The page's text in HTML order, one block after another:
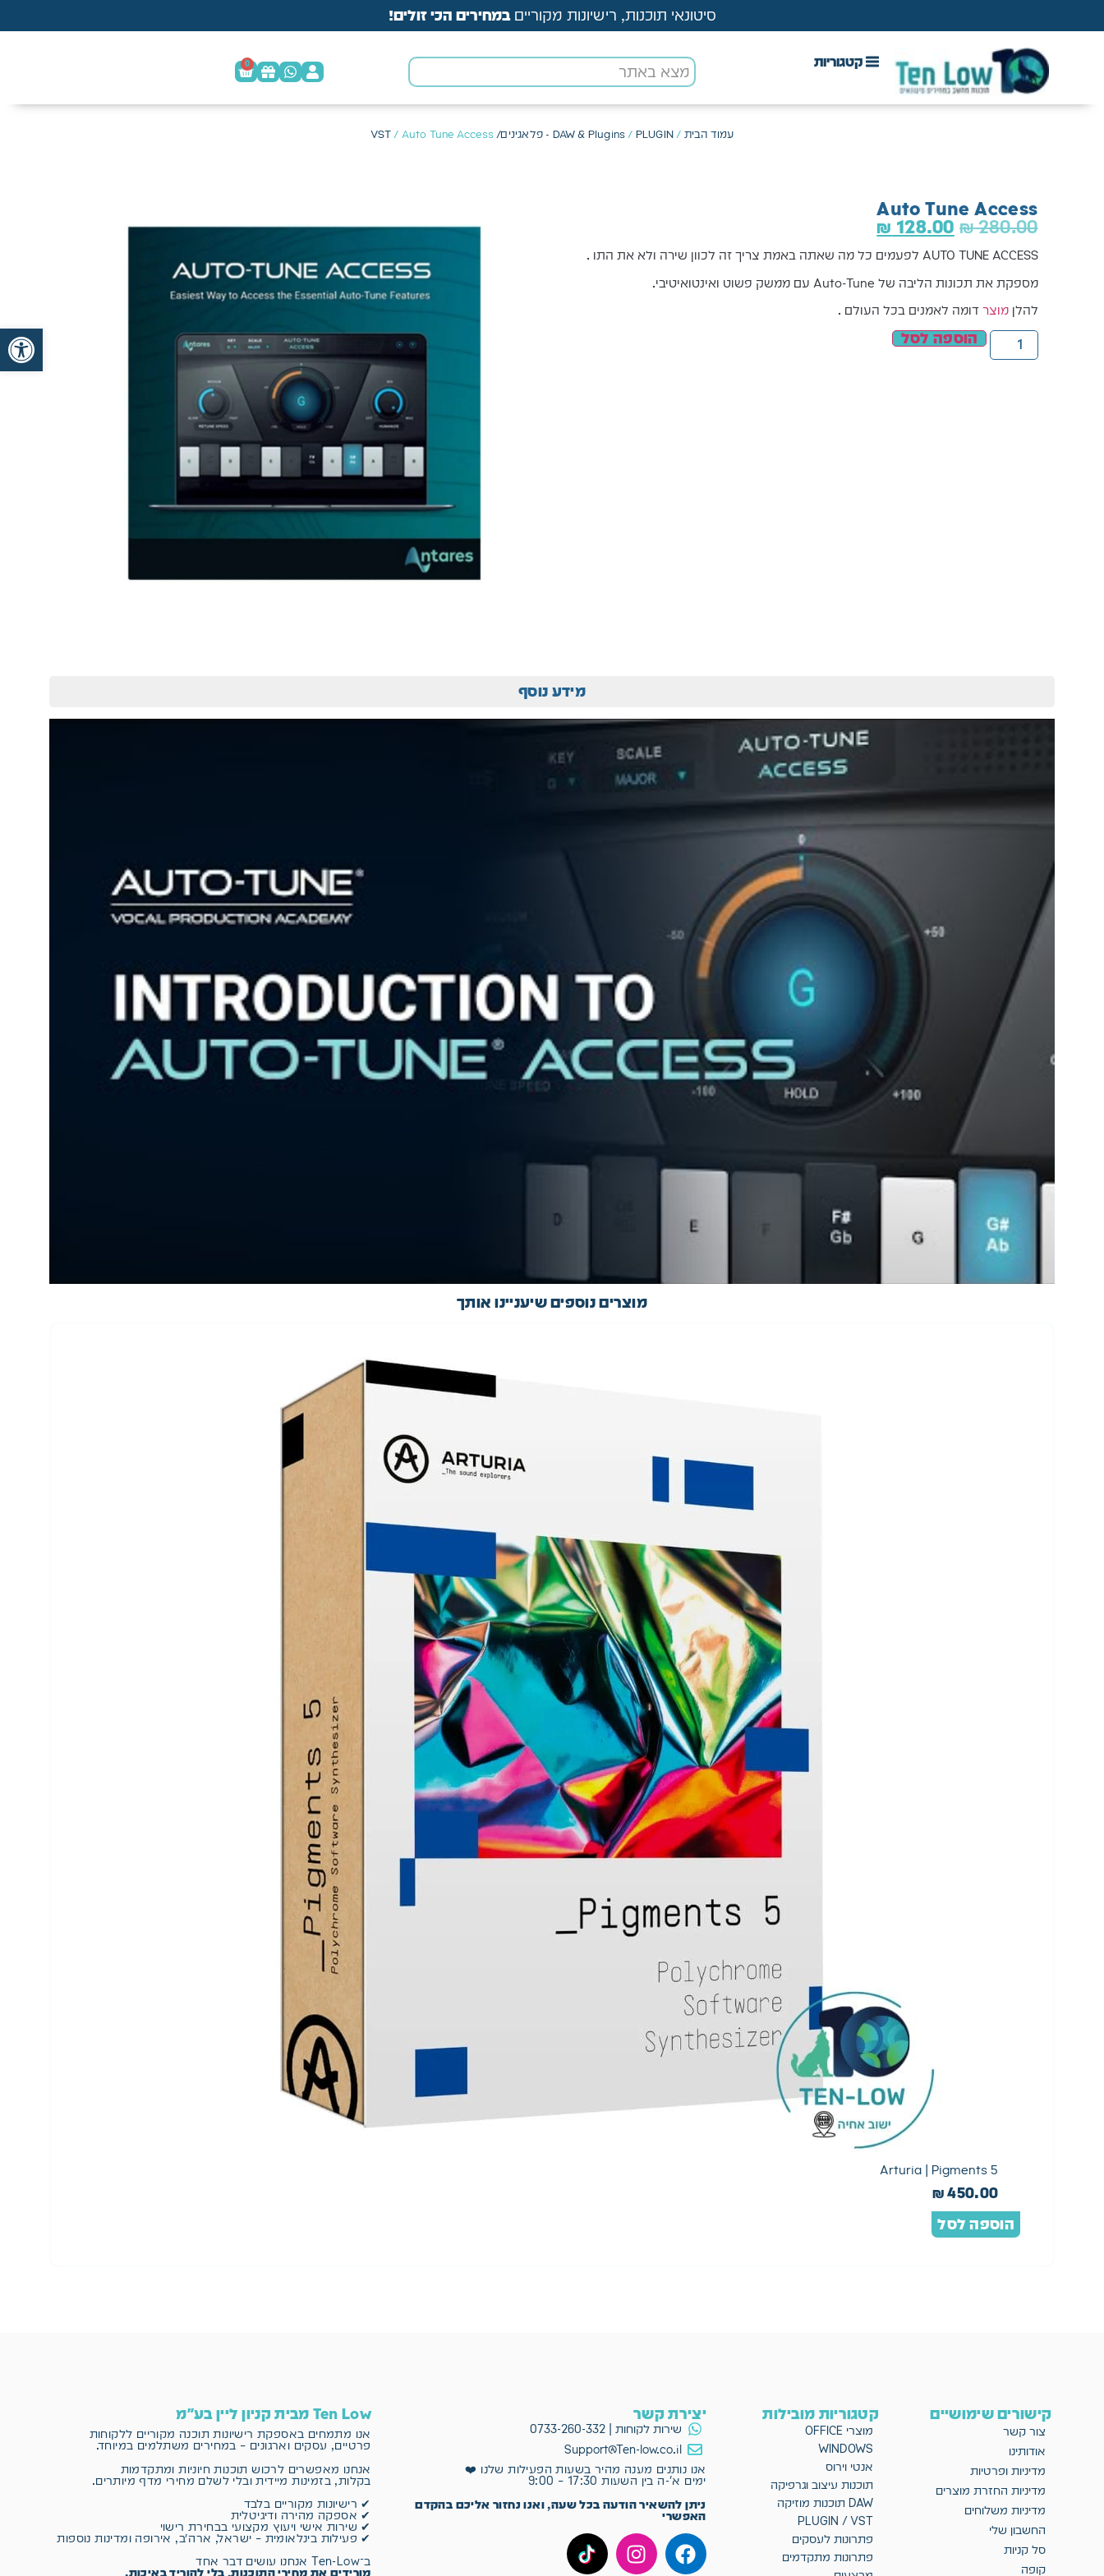
סיטונאי תוכנות, רישיונות מקורייםבמחירים הכי זולים!
0
עמוד הבית /
DAW & Plugins/ PLUGIN - פלאגינים/ VST / Auto Tune Access
Auto Tune Access
₪280.00
₪ 128.00
AUTO TUNE ACCESS לפעמים כל מה שאתה באמת צריך זה לכוון שירה ולא את התו .
מספקת את תכונות הליבה של Auto-Tune עם ממשק פשוט ואינטואיטיבי.
להלןמוצר דומה לאמנים בכל העולם .
הוספה לסל
מידע נוסף
מוצרים נוספים שיעניינו אותך
Arturia | Pigments 5
₪450.00
הוספה לסל
קישורים שימושיים
צור קשר
אודותינו
מדיניות ופרטיות
מדיניות החזרת מוצרים
מדיניות משלוחים
החשבון שלי
סל קניות
קופה
קטגוריות מובילות
מוצרי OFFICE
WINDOWS
אנטי וירוס
תוכנות עיצוב וגרפיקה
DAW תוכנות מוזיקה
PLUGIN / VST
פתרונות לעסקים
פתרונות מתקדמים
יצירת קשר
שירות לקוחות | 0733-260-332
Support@Ten-low.co.il
אנו נותנים מענה מהיר בשעות הפעילות שלנו ❤️
ימים א'-ה בין השעות 17:30 – 9:00
ניתן להשאיר הודעה בכל שעה, ואנו נחזור אליכם בהקדם
האפשרי
Ten Low מבית קניון ליין בע"מ
אנו מתמחים באספקת רישיונות תוכנה מקוריים ללקוחות
פרטיים, עסקים וארגונים – במחירים משתלמים במיוחד.
אנחנו מאפשרים לרכוש תוכנות חיוניות ומתקדמות
בקלות, בזמינות מיידית ובלי לשלם מחירי מדף מיותרים.
✔ רישיונות מקוריים בלבד
✔ אספקה מהירה ודיגיטלית
✔ שירות אישי ויעוץ מקצועי בבחירת רישוי
✔ פעילות בינלאומית – ישראל, ארה״ב, אירופה ומדינות נוספות
ב־Ten-Low אנחנו עושים דבר אחד